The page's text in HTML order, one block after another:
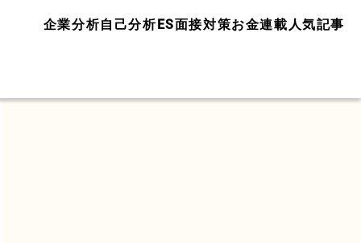
企業分析自己分析ES面接対策お金連載 人気記事